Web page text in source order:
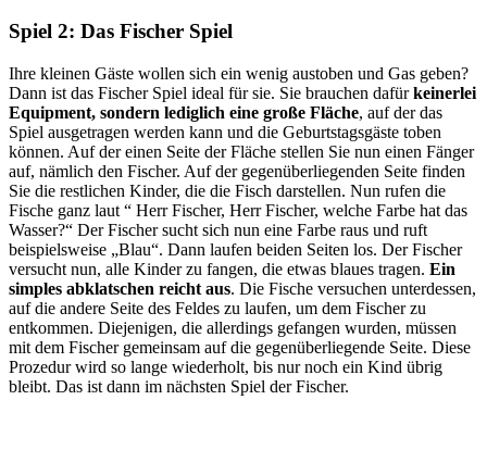
Spiel 2: Das Fischer Spiel
Ihre kleinen Gäste wollen sich ein wenig austoben und Gas geben?
Dann ist das Fischer Spiel ideal für sie. Sie brauchen dafürkeinerlei
Equipment, sondern lediglich eine große Fläche, auf der das
Spiel ausgetragen werden kann und die Geburtstagsgäste toben
können. Auf der einen Seite der Fläche stellen Sie nun einen Fänger
auf, nämlich den Fischer. Auf der gegenüberliegenden Seite finden
Sie die restlichen Kinder, die die Fisch darstellen. Nun rufen die
Fische ganz laut “ Herr Fischer, Herr Fischer, welche Farbe hat das
Wasser?“ Der Fischer sucht sich nun eine Farbe raus und ruft
beispielsweise „Blau“. Dann laufen beiden Seiten los. Der Fischer
versucht nun, alle Kinder zu fangen, die etwas blaues tragen. Ein
simples abklatschen reicht aus. Die Fische versuchen unterdessen,
auf die andere Seite des Feldes zu laufen, um dem Fischer zu
entkommen. Diejenigen, die allerdings gefangen wurden, müssen
mit dem Fischer gemeinsam auf die gegenüberliegende Seite. Diese
Prozedur wird so lange wiederholt, bis nur noch ein Kind übrig
bleibt. Das ist dann im nächsten Spiel der Fischer.